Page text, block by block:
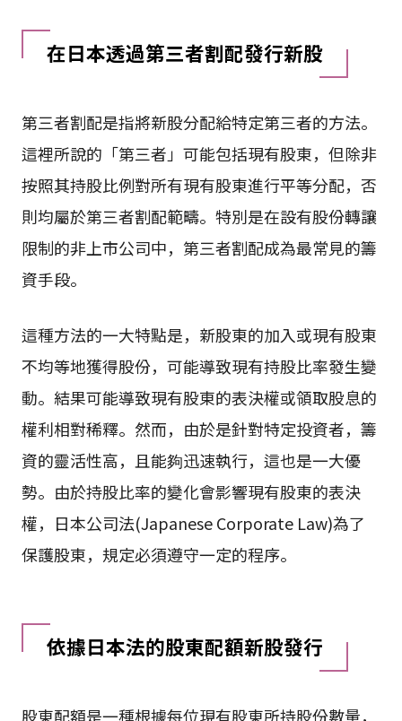
在日本透過第三者割配發行新股
第三者割配是指將新股分配給特定第三者的方法。
這裡所說的「第三者」可能包括現有股東，但除非
按照其持股比例對所有現有股東進行平等分配，否
則均屬於第三者割配範疇。特別是在設有股份轉讓
限制的非上市公司中，第三者割配成為最常見的籌
資手段。
這種方法的一大特點是，新股東的加入或現有股東
不均等地獲得股份，可能導致現有持股比率發生變
動。結果可能導致現有股東的表決權或領取股息的
權利相對稀釋。然而，由於是針對特定投資者，籌
資的靈活性高，且能夠迅速執行，這也是一大優
勢。由於持股比率的變化會影響現有股東的表決
權，日本公司法(Japanese Corporate Law)為了
保護股東，規定必須遵守一定的程序。
依據日本法的股東配額新股發行
股東配額是一種根據每位現有股東所持股份數量，